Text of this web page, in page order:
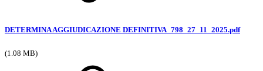
DETERMINA AGGIUDICAZIONE DEFINITIVA_798_27_11_2025.pdf
(1.08 MB)